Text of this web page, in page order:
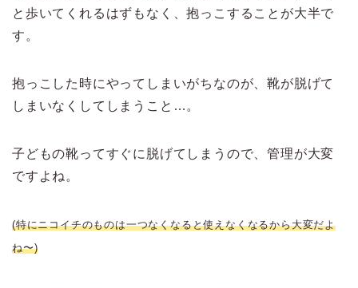
と歩いてくれるはずもなく、抱っこすることが大半で
す。
抱っこした時にやってしまいがちなのが、靴が脱げて
しまいなくしてしまうこと…。
子どもの靴ってすぐに脱げてしまうので、管理が大変
ですよね。
(特にニコイチのものは一つなくなると使えなくなるから大変だよ
ね〜)